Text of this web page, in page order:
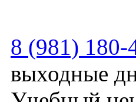
8 (981) 180-
выходные